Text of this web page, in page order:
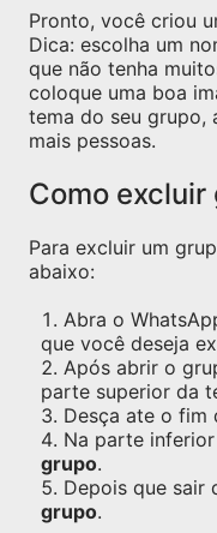
Pronto, você criou
Dica: escolha um
que não tenha
coloque uma boa
tema do seu grupo,
mais pessoas.
Como
Para excluir um
abaixo:
Abra o
que você deseja
Após abrir o
parte superior da
Desça ate o fim
Na parte
grupo.
Depois que sair
grupo.